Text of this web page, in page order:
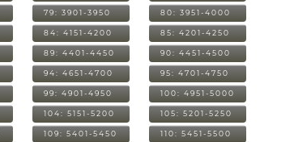
79: 3901-3950 80: 3951-4000
84: 4151-4200 85: 4201-4250
89: 4401-4450 90: 4451-4500
94: 4651-4700 95: 4701-4750
99: 4901-4950 100: 4951-5000
104: 5151-5200 105: 5201-5250
109: 5401-5450 110: 5451-5500